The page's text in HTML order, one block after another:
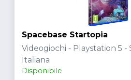
Spacebase Startopia
Videogiochi - Playstation 5 -
Italiana
Disponibile